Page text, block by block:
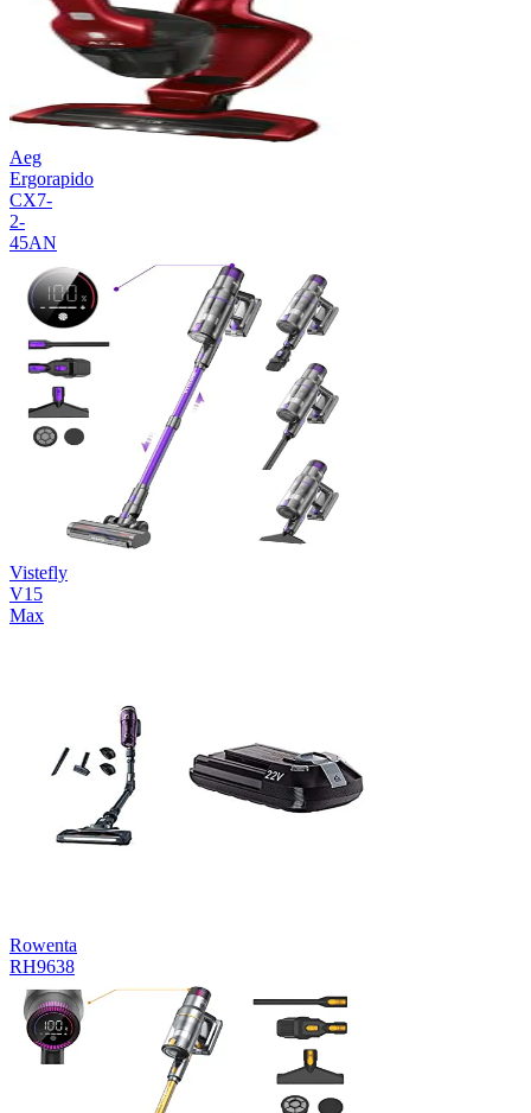
Aeg
Ergorapido
CX7-
2-
45AN
Vistefly
V15
Max
Rowenta
RH9638